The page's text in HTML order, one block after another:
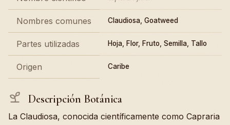
Nombres comunes Claudiosa, Goatweed
Partes utilizadas Hoja, Flor, Fruto, Semilla, Tallo
Origen Caribe
Descripción Botánica
La Claudiosa, conocida científicamente como Capraria